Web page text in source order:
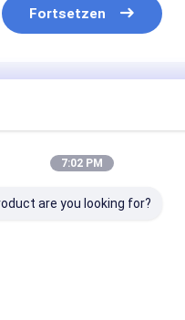
Fortsetzen
7:02 PM
are you looking for?